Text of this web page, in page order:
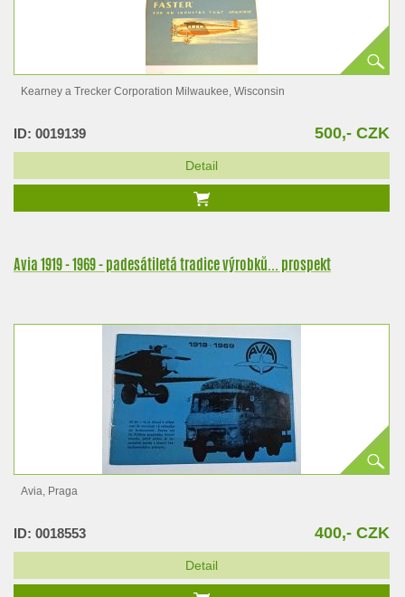
Kearney a Trecker Corporation Milwaukee, Wisconsin
ID: 0019139 500,- CZK
Detail
Avia 1919 - 1969 - padesátiletá tradice výrobků... prospekt
Avia, Praga
ID: 0018553 400,- CZK
Detail